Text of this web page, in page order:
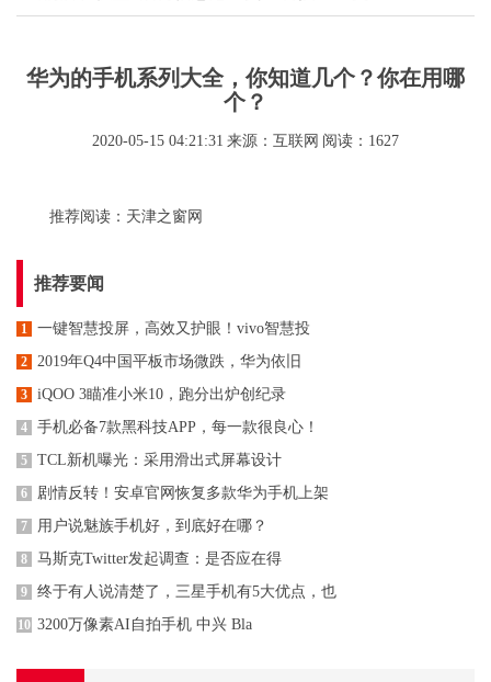
华为的手机系列大全，你知道几个？你在用哪
个？
2020-05-15 04:21:31 来源：互联网 阅读：1627
推荐阅读： 天津之窗网
推荐要闻
1 一键智慧投屏，高效又护眼！vivo智慧投
2 2019年Q4中国平板市场微跌，华为依旧
3 iQOO 3瞄准小米10，跑分出炉创纪录
4 手机必备7款黑科技APP，每一款很良心！
5 TCL新机曝光：采用滑出式屏幕设计
6 剧情反转！安卓官网恢复多款华为手机上架
7 用户说魅族手机好，到底好在哪？
8 马斯克Twitter发起调查：是否应在得
9 终于有人说清楚了，三星手机有5大优点，也
10 3200万像素AI自拍手机 中兴 Bla